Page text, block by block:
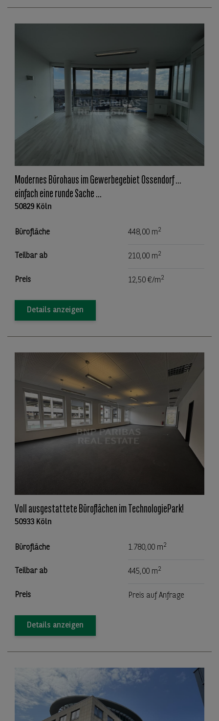
Modernes Bürohaus im Gewerbegebiet Ossendorf ...
einfach eine runde Sache ...
50829 Köln
Bürofläche 448,00 m2
Teilbar ab 210,00 m2
Preis 12,50 €/m2
Details anzeigen
Voll ausgestattete Büroflächen im TechnologiePark!
50933 Köln
Bürofläche 1.780,00 m2
Teilbar ab 445,00 m2
Preis Preis auf Anfrage
Details anzeigen